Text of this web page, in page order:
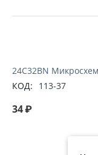
24C32BN
КОД:
113-37
34₽